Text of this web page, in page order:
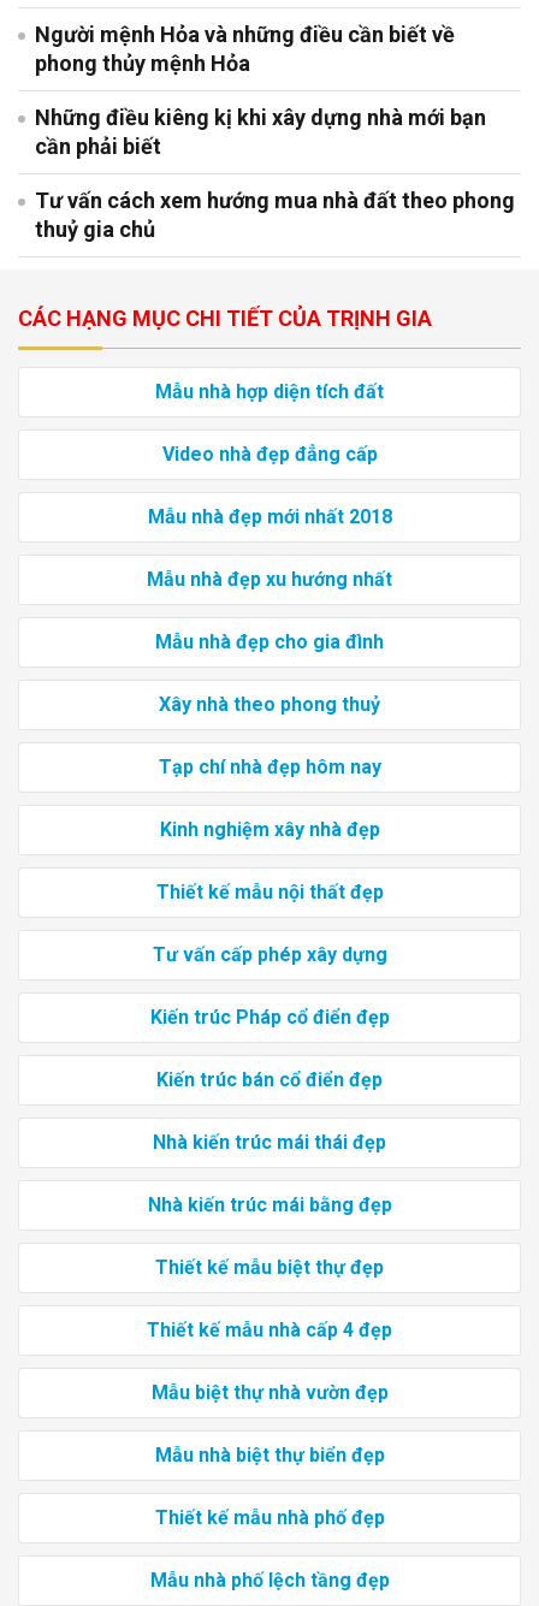
Người mệnh Hỏa và những điều cần biết về
phong thủy mệnh Hỏa
Những điều kiêng kị khi xây dựng nhà mới bạn
cần phải biết
Tư vấn cách xem hướng mua nhà đất theo phong
thuỷ gia chủ
CÁC HẠNG MỤC CHI TIẾT CỦA TRỊNH GIA
Mẫu nhà hợp diện tích đất
Video nhà đẹp đẳng cấp
Mẫu nhà đẹp mới nhất 2018
Mẫu nhà đẹp xu hướng nhất
Mẫu nhà đẹp cho gia đình
Xây nhà theo phong thuỷ
Tạp chí nhà đẹp hôm nay
Kinh nghiệm xây nhà đẹp
Thiết kế mẫu nội thất đẹp
Tư vấn cấp phép xây dựng
Kiến trúc Pháp cổ điển đẹp
Kiến trúc bán cổ điển đẹp
Nhà kiến trúc mái thái đẹp
Nhà kiến trúc mái bằng đẹp
Thiết kế mẫu biệt thự đẹp
Thiết kế mẫu nhà cấp 4 đẹp
Mẫu biệt thự nhà vườn đẹp
Mẫu nhà biệt thự biển đẹp
Thiết kế mẫu nhà phố đẹp
Mẫu nhà phố lệch tầng đẹp